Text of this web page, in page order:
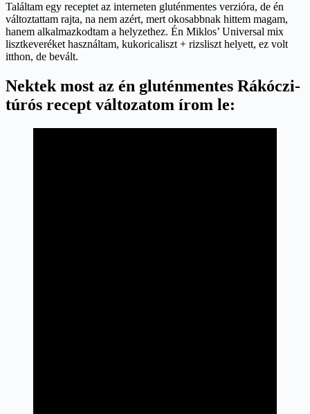
Találtam egy receptet az interneten gluténmentes verzióra, de én
változtattam rajta, na nem azért, mert okosabbnak hittem magam,
hanem alkalmazkodtam a helyzethez. Én Miklos’ Universal mix
lisztkeveréket használtam, kukoricaliszt + rizsliszt helyett, ez volt
itthon, de bevált.
Nektek most az én gluténmentes Rákóczi-
túrós recept változatom írom le: